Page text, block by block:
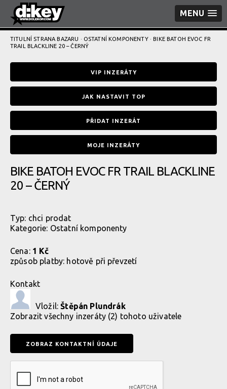
MENU
TITULNÍ STRANA BAZARU · OSTATNÍ KOMPONENTY· BIKE BATOH EVOC FR
TRAIL BLACKLINE 20 – ČERNÝ
VIP INZERÁTY
JAK NASTAVIT TOP
PŘIDAT INZERÁT
MOJE INZERÁTY
BIKE BATOH EVOC FR TRAIL BLACKLINE
20 – ČERNÝ
Typ: chci prodat
Kategorie: Ostatní komponenty
Cena: 1 Kč
způsob platby: hotově při převzetí
Kontakt
Vložil:Štěpán Plundrák
Zobrazitvšechny inzeráty (2) tohoto uživatele